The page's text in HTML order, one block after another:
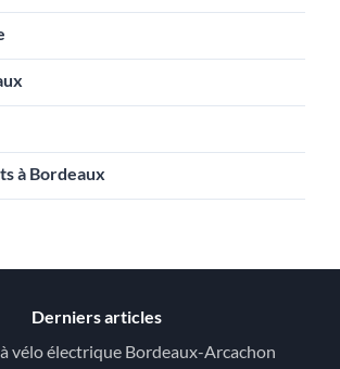
à Bordeaux
Derniers articles
vélo électrique Bordeaux-Arcachon